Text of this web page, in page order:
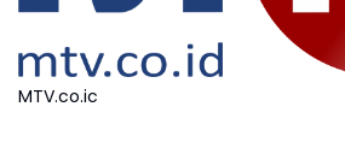
MTV.co.ic